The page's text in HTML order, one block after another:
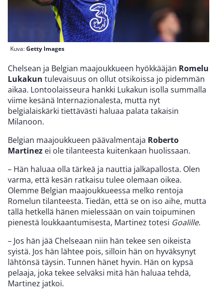
Kuva:Getty Images
Chelsean ja Belgian maajoukkueen hyökkääjän Romelu
Lukakun tulevaisuus on ollut otsikoissa jo pidemmän
aikaa. Lontoolaisseura hankki Lukakun isolla summalla
viime kesänä Internazionalesta, mutta nyt
belgialaiskärki tiettävästi haluaa palata takaisin
Milanoon.
Belgian maajoukkueen päävalmentaja Roberto
Martinez ei ole tilanteesta kuitenkaan huolissaan.
– Hän haluaa olla tärkeä ja nauttia jalkapallosta. Olen
varma, että kesän ratkaisu tulee olemaan oikea.
Olemme Belgian maajoukkueessa melko rentoja
Romelun tilanteesta. Tiedän, että se on iso aihe, mutta
tällä hetkellä hänen mielessään on vain toipuminen
pienestä loukkaantumisesta, Martinez totesi Goalille.
– Jos hän jää Chelseaan niin hän tekee sen oikeista
syistä. Jos hän lähtee pois, silloin hän on hyväksynyt
lähtönsä täysin. Tunnen hänet hyvin. Hän on kypsä
pelaaja, joka tekee selväksi mitä hän haluaa tehdä,
Martinez jatkoi.